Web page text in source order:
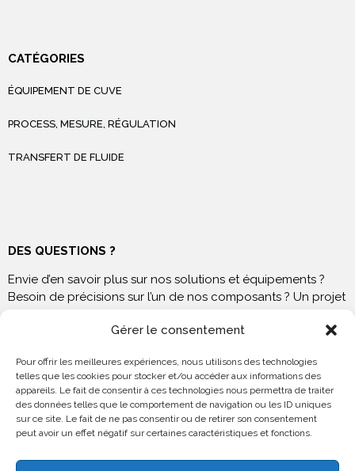
Gérer le consentement
Pour offrir les meilleures expériences, nous utilisons des technologies
telles que les cookies pour stocker et/ou accéder aux informations des
appareils. Le fait de consentir à ces technologies nous permettra de traiter
des données telles que le comportement de navigation ou les ID uniques
sur ce site. Le fait de ne pas consentir ou de retirer son consentement
peut avoir un effet négatif sur certaines caractéristiques et fonctions.
CATÉGORIES
ÉQUIPEMENT DE CUVE
PROCESS, MESURE, RÉGULATION
TRANSFERT DE FLUIDE
DES QUESTIONS ?
Envie d’en savoir plus sur nos solutions et équipements ?
Besoin de précisions sur l’un de nos composants ? Un projet
NOUS RENDRE VISITE
69230 St Genis Laval